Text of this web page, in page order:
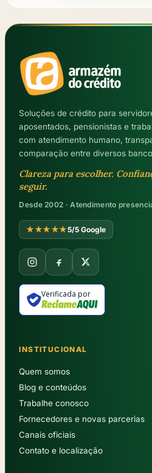
Soluções de crédito para
aposentados, pensionistas e
com atendimento humano,
comparação entre diversos
Clareza para escolher.
seguir.
Desde 2002 · Atendimento
★★★★★5/5 Google
Verificada por
INSTITUCIONAL
Quem somos
Blog e conteúdos
Trabalhe conosco
Fornecedores e novas parcerias
Canais oficiais
Contato e localização